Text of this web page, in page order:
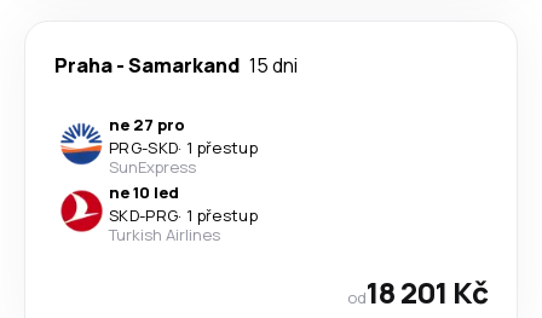
Praha-Samarkand 15 dni
ne 27 pro
PRG-SKD· 1 přestup
SunExpress
ne 10 led
SKD-PRG· 1 přestup
Turkish Airlines
od18 201 Kč